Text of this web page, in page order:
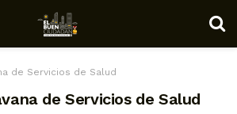
de Servicios de Salud
de Servicios de Salud